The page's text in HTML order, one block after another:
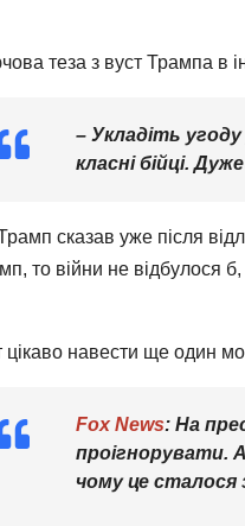
теза з вуст Трампа в
– Укладіть
класні бійці.
сказав уже після
то війни не відбулося
цікаво навести ще один
Fox News: На
проігнорувати.
чому це сталося